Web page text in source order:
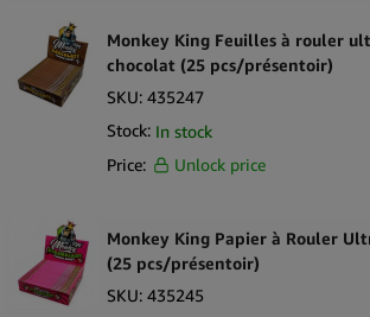
stockage, l’expédition et les environnements
rotation élevée dans les juridictions où les
vendus légalement.
Arguments de vente clés
Papiers à rouler bruns non blanchis avec une
Comprend des filtres en carton assortis dans
Coupe et épaisseur de papier uniformes
Fourni en 24 carnets individuels pour la vente
Monkey King Feuilles à rouler
chocolat (25 pcs/présentoir)
SKU: 435247
Stock: In stock
Price:
Unlock price
Monkey King Papier à Rouler
(25 pcs/présentoir)
SKU: 435245